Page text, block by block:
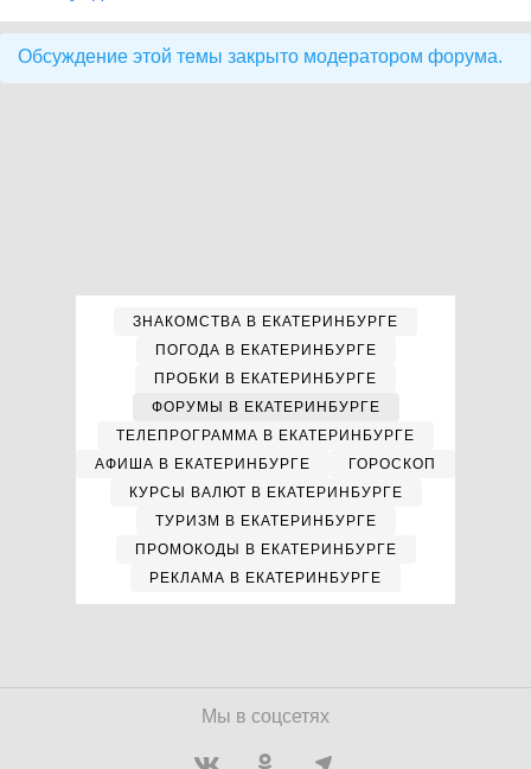
Обсуждение этой темы закрыто модератором форума.
ЗНАКОМСТВА В ЕКАТЕРИНБУРГЕ
ПОГОДА В ЕКАТЕРИНБУРГЕ
ПРОБКИ В ЕКАТЕРИНБУРГЕ
ФОРУМЫ В ЕКАТЕРИНБУРГЕ
ТЕЛЕПРОГРАММА В ЕКАТЕРИНБУРГЕ
АФИША В ЕКАТЕРИНБУРГЕ
ГОРОСКОП
КУРСЫ ВАЛЮТ В ЕКАТЕРИНБУРГЕ
ТУРИЗМ В ЕКАТЕРИНБУРГЕ
ПРОМОКОДЫ В ЕКАТЕРИНБУРГЕ
РЕКЛАМА В ЕКАТЕРИНБУРГЕ
Мы в соцсетях